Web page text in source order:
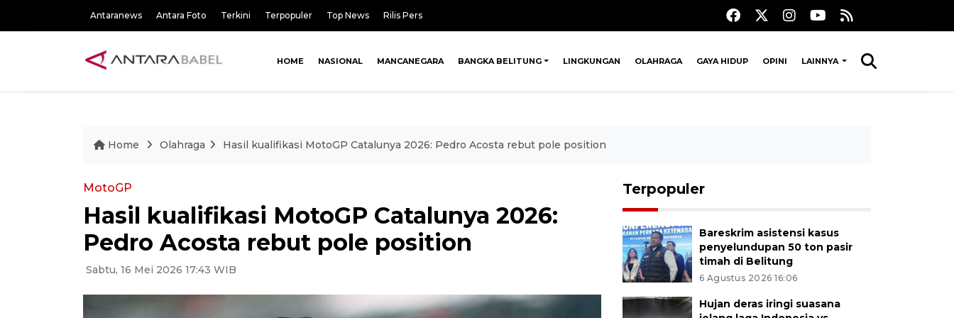
Antaranews Antara Foto Terkini Terpopuler Top News Rilis Pers
HOME NASIONAL MANCANEGARA BANGKA BELITUNG LINGKUNGAN OLAHRAGA GAYA HIDUP OPINI LAINNYA
Home Olahraga Hasil kualifikasi MotoGP Catalunya 2026: Pedro Acosta rebut pole position
MotoGP
Hasil kualifikasi MotoGP Catalunya 2026:
Pedro Acosta rebut pole position
Sabtu, 16 Mei 2026 17:43 WIB
Terpopuler
Bareskrim asistensi kasus
penyelundupan 50 ton pasir
timah di Belitung
6 Agustus 2026 16:06
Hujan deras iringi suasana